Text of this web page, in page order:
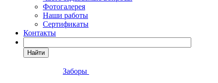
Фотогалерея
Наши работы
Сертификаты
Контакты
Найти
Заборы